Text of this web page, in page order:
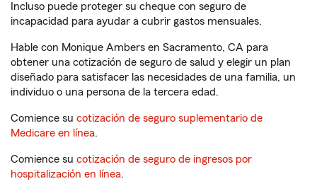
Incluso puede proteger su cheque con seguro de
incapacidad para ayudar a cubrir gastos mensuales.
Hable con Monique Ambers en Sacramento, CA para
obtener una cotización de seguro de salud y elegir un plan
diseñado para satisfacer las necesidades de una familia, un
individuo o una persona de la tercera edad.
Comience su cotización de seguro suplementario de
Medicare en línea.
Comience su cotización de seguro de ingresos por
hospitalización en línea.